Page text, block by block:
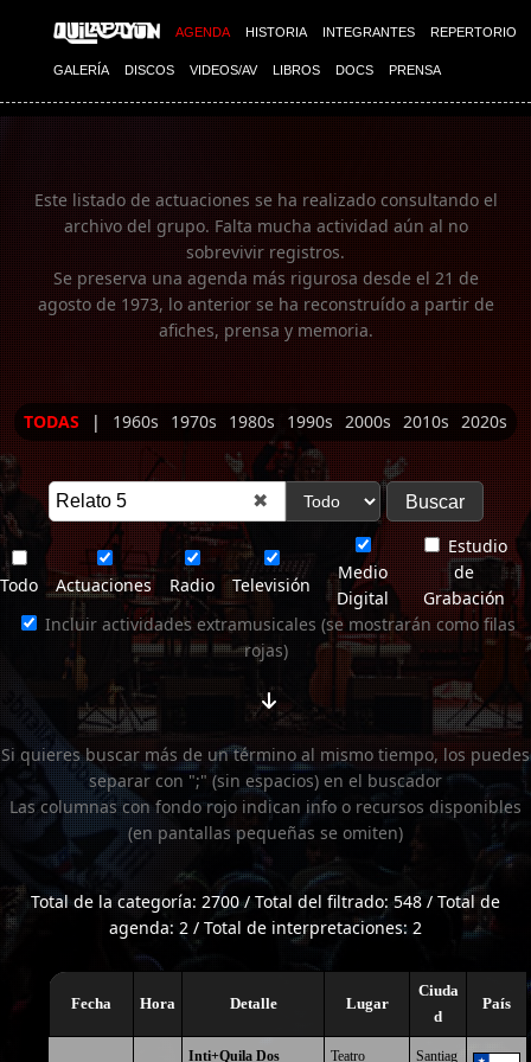
AGENDA HISTORIA INTEGRANTES REPERTORIO
GALERÍA DISCOS VIDEOS/AV LIBROS DOCS PRENSA
Imagen 01
Este listado de actuaciones se ha realizado consultando el
archivo del grupo. Falta mucha actividad aún al no
sobrevivir registros.
Se preserva una agenda más rigurosa desde el 21 de
agosto de 1973, lo anterior se ha reconstruído a partir de
afiches, prensa y memoria.
TODAS | 1960s 1970s 1980s 1990s 2000s 2010s 2020s
✖
Todo Actuaciones Radio Televisión
Medio
Digital
Estudio
de
Grabación
Incluir actividades extramusicales (se mostrarán como filas
rojas)
Si quieres buscar más de un término al mismo tiempo, los puedes
separar con ";" (sin espacios) en el buscador
Las columnas con fondo rojo indican info o recursos disponibles
(en pantallas pequeñas se omiten)
Total de la categoría: 2700 / Total del filtrado: 548 / Total de
agenda: 2 / Total de interpretaciones: 2
Fecha Hora Detalle Lugar
Ciuda
d
País
Inti+Quila Dos Teatro Santiag